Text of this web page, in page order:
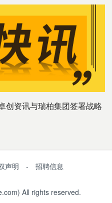
创资讯与瑞柏集团签署战略
声明 - 招聘信息
All rights reserved.